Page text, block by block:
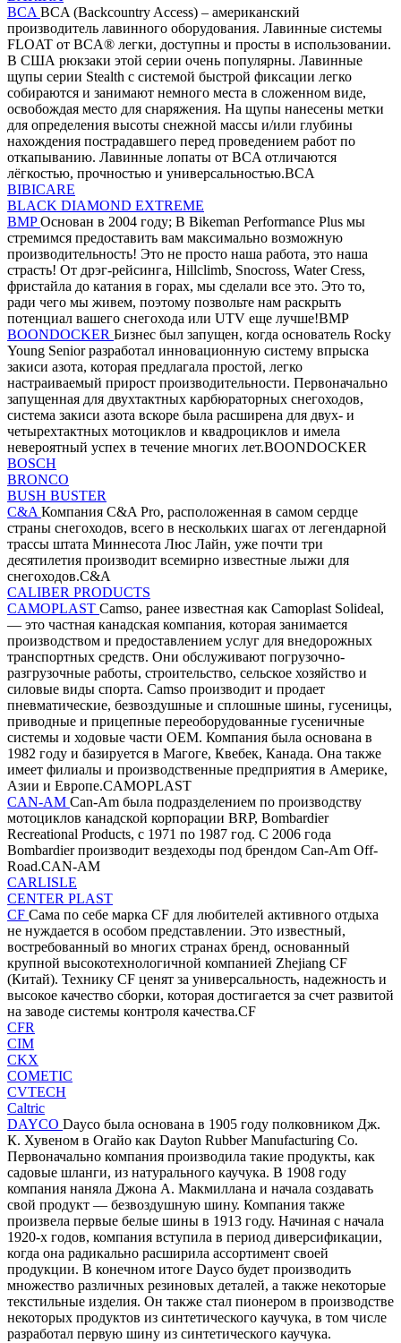
BCA BCA (Backcountry Access) – американский
производитель лавинного оборудования. Лавинные системы
FLOAT от BCA® легки, доступны и просты в использовании.
В США рюкзаки этой серии очень популярны. Лавинные
щупы серии Stealth с системой быстрой фиксации легко
собираются и занимают немного места в сложенном виде,
освобождая место для снаряжения. На щупы нанесены метки
для определения высоты снежной массы и/или глубины
нахождения пострадавшего перед проведением работ по
откапыванию. Лавинные лопаты от BCA отличаются
лёгкостью, прочностью и универсальностью.BCA
BIBICARE
BLACK DIAMOND EXTREME
BMPОснован в 2004 году; В Bikeman Performance Plus мы
стремимся предоставить вам максимально возможную
производительность! Это не просто наша работа, это наша
страсть! От дрэг-рейсинга, Hillclimb, Snocross, Water Cress,
фристайла до катания в горах, мы сделали все это. Это то,
ради чего мы живем, поэтому позвольте нам раскрыть
потенциал вашего снегохода или UTV еще лучше!BMP
BOONDOCKER Бизнес был запущен, когда основатель Rocky
Young Senior разработал инновационную систему впрыска
закиси азота, которая предлагала простой, легко
настраиваемый прирост производительности. Первоначально
запущенная для двухтактных карбюраторных снегоходов,
система закиси азота вскоре была расширена для двух- и
четырехтактных мотоциклов и квадроциклов и имела
невероятный успех в течение многих лет.BOONDOCKER
BOSCH
BRONCO
BUSH BUSTER
C&A Компания C&A Pro, расположенная в самом сердце
страны снегоходов, всего в нескольких шагах от легендарной
трассы штата Миннесота Люс Лайн, уже почти три
десятилетия производит всемирно известные лыжи для
снегоходов.C&A
CALIBER PRODUCTS
CAMOPLAST Camso, ранее известная как Camoplast Solideal,
— это частная канадская компания, которая занимается
производством и предоставлением услуг для внедорожных
транспортных средств. Они обслуживают погрузочно-
разгрузочные работы, строительство, сельское хозяйство и
силовые виды спорта. Camso производит и продает
пневматические, безвоздушные и сплошные шины, гусеницы,
приводные и прицепные переоборудованные гусеничные
системы и ходовые части OEM. Компания была основана в
1982 году и базируется в Магоге, Квебек, Канада. Она также
имеет филиалы и производственные предприятия в Америке,
Азии и Европе.CAMOPLAST
CAN-AM Can-Am была подразделением по производству
мотоциклов канадской корпорации BRP, Bombardier
Recreational Products, с 1971 по 1987 год. С 2006 года
Bombardier производит вездеходы под брендом Can-Am Off-
Road.CAN-AM
CARLISLE
CENTER PLAST
CF Сама по себе марка CF для любителей активного отдыха
не нуждается в особом представлении. Это известный,
востребованный во многих странах бренд, основанный
крупной высокотехнологичной компанией Zhejiang CF
(Китай). Технику CF ценят за универсальность, надежность и
высокое качество сборки, которая достигается за счет развитой
на заводе системы контроля качества.CF
CFR
CIM
CKX
COMETIC
CVTECH
Caltric
DAYCO Dayco была основана в 1905 году полковником Дж.
К. Хувеном в Огайо как Dayton Rubber Manufacturing Co.
Первоначально компания производила такие продукты, как
садовые шланги, из натурального каучука. В 1908 году
компания наняла Джона А. Макмиллана и начала создавать
свой продукт — безвоздушную шину. Компания также
произвела первые белые шины в 1913 году. Начиная с начала
1920-х годов, компания вступила в период диверсификации,
когда она радикально расширила ассортимент своей
продукции. В конечном итоге Dayco будет производить
множество различных резиновых деталей, а также некоторые
текстильные изделия. Он также стал пионером в производстве
некоторых продуктов из синтетического каучука, в том числе
разработал первую шину из синтетического каучука.